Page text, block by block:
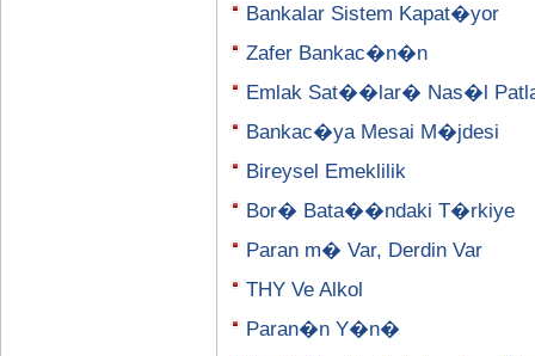
Bankalar Sistem Kapat�yor
Zafer Bankac�n�n
Emlak Sat��lar� Nas�l
Bankac�ya Mesai M�jdesi
Bireysel Emeklilik
Bor� Bata��ndaki T�rkiye
Paran m� Var, Derdin Var
THY Ve Alkol
Paran�n Y�n�